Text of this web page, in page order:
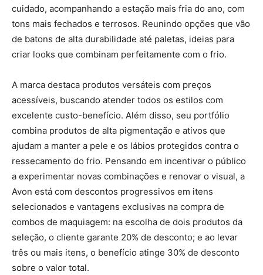
cuidado, acompanhando a estação mais fria do ano, com
tons mais fechados e terrosos. Reunindo opções que vão
de batons de alta durabilidade até paletas, ideias para
criar looks que combinam perfeitamente com o frio.
A marca destaca produtos versáteis com preços
acessíveis, buscando atender todos os estilos com
excelente custo-benefício. Além disso, seu portfólio
combina produtos de alta pigmentação e ativos que
ajudam a manter a pele e os lábios protegidos contra o
ressecamento do frio. Pensando em incentivar o público
a experimentar novas combinações e renovar o visual, a
Avon está com descontos progressivos em itens
selecionados e vantagens exclusivas na compra de
combos de maquiagem: na escolha de dois produtos da
seleção, o cliente garante 20% de desconto; e ao levar
três ou mais itens, o benefício atinge 30% de desconto
sobre o valor total.